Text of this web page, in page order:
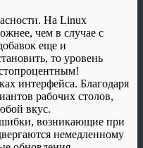
На Linux
чем в случае с
еще и
то уровень
интерфейса. Благодаря
рабочих столов,
вкус.
возникающие при
немедленному